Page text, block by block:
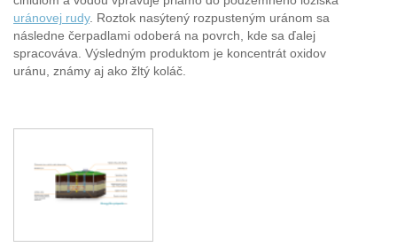
uránovej rudy. Roztok nasýtený rozpusteným uránom sa
následne čerpadlami odoberá na povrch, kde sa ďalej
spracováva. Výsledným produktom je koncentrát oxidov
uránu, známy aj ako žltý koláč.